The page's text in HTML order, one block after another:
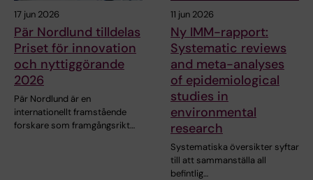
17 jun 2026
Pär Nordlund tilldelas
Priset för innovation
och nyttiggörande
2026
Pär Nordlund är en
internationellt framstående
forskare som framgångsrikt…
11 jun 2026
Ny IMM-rapport:
Systematic reviews
and meta-analyses
of epidemiological
studies in
environmental
research
Systematiska översikter syftar
till att sammanställa all
befintlig…